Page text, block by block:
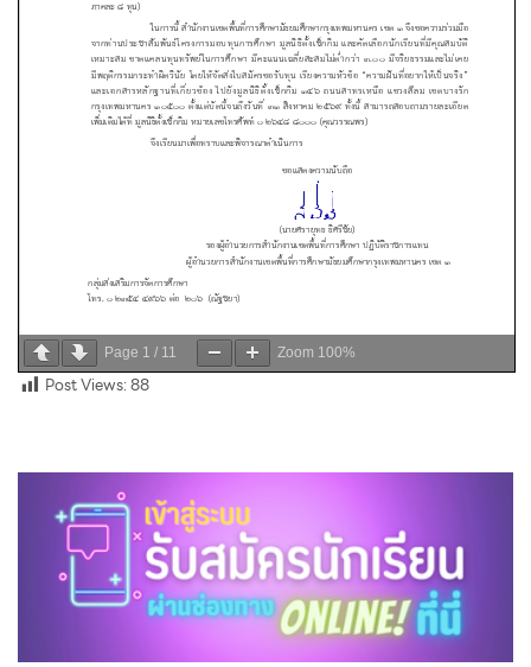
Page 1 / 11 Zoom 100%
Post Views:88